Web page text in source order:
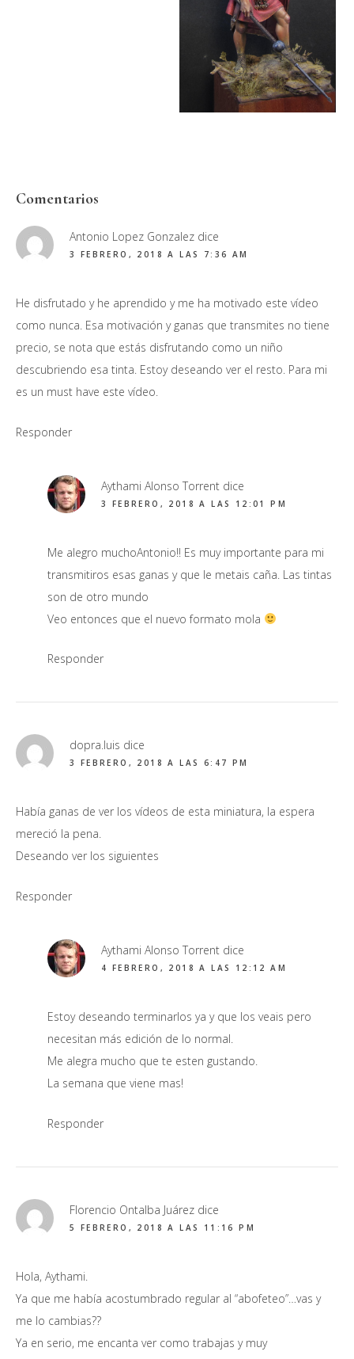
Interacciones
con
los
Comentarios
Antonio Lopez Gonzalez dice
3 FEBRERO, 2018 A LAS 7:36 AM
He disfrutado y he aprendido y me ha motivado este vídeo
como nunca. Esa motivación y ganas que transmites no tiene
precio, se nota que estás disfrutando como un niño
descubriendo esa tinta. Estoy deseando ver el resto. Para mi
es un must have este vídeo.
Responder
Aythami Alonso Torrent dice
3 FEBRERO, 2018 A LAS 12:01 PM
Me alegro muchoAntonio!! Es muy importante para mi
transmitiros esas ganas y que le metais caña. Las tintas
son de otro mundo
Veo entonces que el nuevo formato mola
Responder
dopra.luis dice
3 FEBRERO, 2018 A LAS 6:47 PM
Había ganas de ver los vídeos de esta miniatura, la espera
mereció la pena.
Deseando ver los siguientes
Responder
Aythami Alonso Torrent dice
4 FEBRERO, 2018 A LAS 12:12 AM
Estoy deseando terminarlos ya y que los veais pero
necesitan más edición de lo normal.
Me alegra mucho que te esten gustando.
La semana que viene mas!
Responder
Florencio Ontalba Juárez dice
5 FEBRERO, 2018 A LAS 11:16 PM
Hola, Aythami.
Ya que me había acostumbrado regular al “abofeteo”…vas y
me lo cambias??
Ya en serio, me encanta ver como trabajas y muy